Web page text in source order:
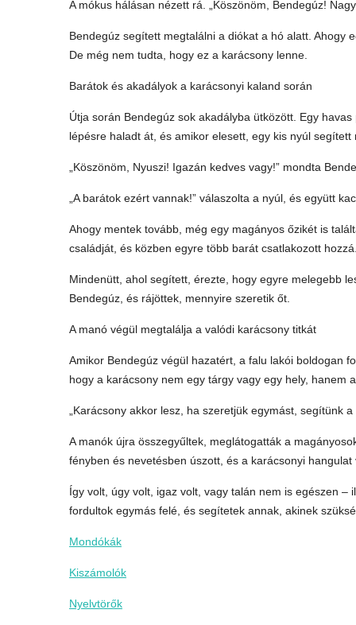
A mókus hálásan nézett rá. „Köszönöm, Bendegúz!
Bendegúz segített megtalálni a diókat a hó alatt. Ahogy
De még nem tudta, hogy ez a karácsony lenne.
Barátok és akadályok a karácsonyi kaland során
Útja során Bendegúz sok akadályba ütközött. Egy
lépésre haladt át, és amikor elesett, egy kis nyúl segített
„Köszönöm, Nyuszi! Igazán kedves vagy!” mondta
„A barátok ezért vannak!” válaszolta a nyúl, és együtt
Ahogy mentek tovább, még egy magányos őzikét is
családját, és közben egyre több barát csatlakozott
Mindenütt, ahol segített, érezte, hogy egyre melegebb
Bendegúz, és rájöttek, mennyire szeretik őt.
A manó végül megtalálja a valódi karácsony titkát
Amikor Bendegúz végül hazatért, a falu lakói boldogan
hogy a karácsony nem egy tárgy vagy egy hely, hanem
„Karácsony akkor lesz, ha szeretjük egymást, segítünk
A manók újra összegyűltek, meglátogatták a
fényben és nevetésben úszott, és a karácsonyi hangulat
Így volt, úgy volt, igaz volt, vagy talán nem is egészen
fordultok egymás felé, és segítetek annak, akinek
Mondókák
Kiszámolók
Nyelvtörők